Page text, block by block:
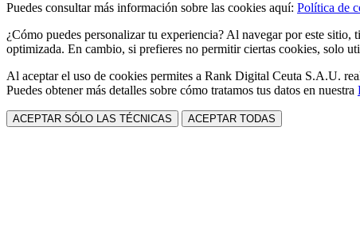
Puedes consultar más información sobre las cookies aquí: Política de
¿Cómo puedes personalizar tu experiencia? Al navegar por este sitio,
optimizada. En cambio, si prefieres no permitir ciertas cookies, solo
Al aceptar el uso de cookies permites a Rank Digital Ceuta S.A.U.
Puedes obtener más detalles sobre cómo tratamos tus datos en nuestra
ACEPTAR SÓLO LAS TÉCNICAS ACEPTAR TODAS